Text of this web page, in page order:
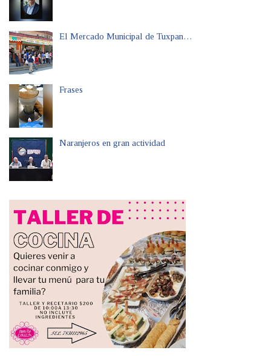
El Mercado Municipal de Tuxpan…
Frases
Naranjeros en gran actividad